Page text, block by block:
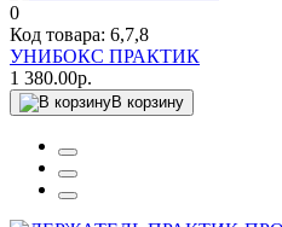
0
Код товара: 6,7,8
УНИБОКС ПРАКТИК
1 380.00р.
В корзину